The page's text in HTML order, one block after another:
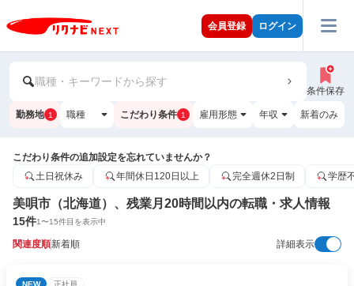
会員登録 ログイン
職種・キーワードから探す
条件保存
勤務地 1 職種 こだわり条件 1 雇用形態 年収 新着のみ
こだわり条件の追加設定を忘れていませんか？
土日祝休み
年間休日120日以上 完全週休2日制 学歴
美唄市（北海道）、残業月20時間以内の転職・求人情報
15件1〜15件目を表示中
関連度順新着順 詳細表示
NEW 正社員